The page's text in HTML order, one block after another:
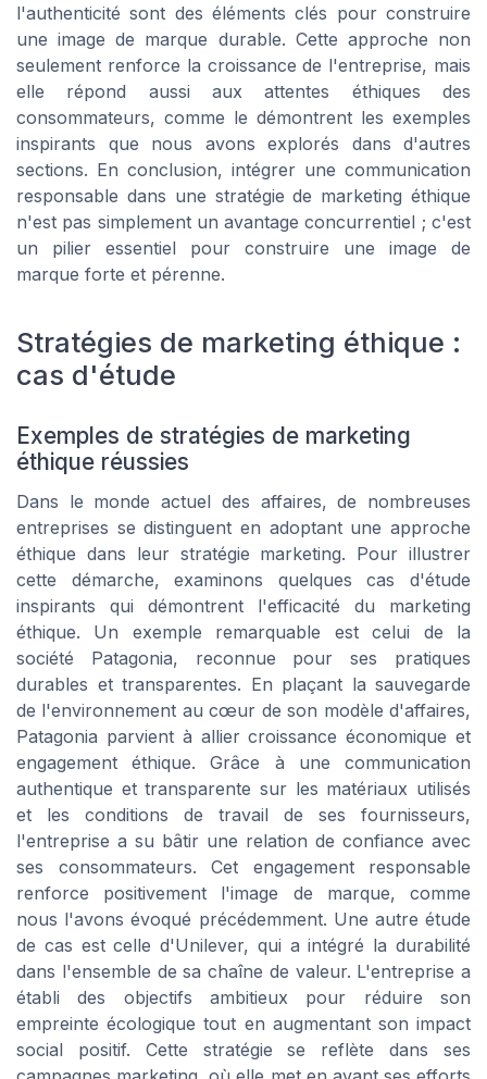
l'authenticité sont des éléments clés pour construire
une image de marque durable. Cette approche non
seulement renforce la croissance de l'entreprise, mais
elle répond aussi aux attentes éthiques des
consommateurs, comme le démontrent les exemples
inspirants que nous avons explorés dans d'autres
sections. En conclusion, intégrer une communication
responsable dans une stratégie de marketing éthique
n'est pas simplement un avantage concurrentiel ; c'est
un pilier essentiel pour construire une image de
marque forte et pérenne.
Stratégies de marketing éthique :
cas d'étude
Exemples de stratégies de marketing
éthique réussies
Dans le monde actuel des affaires, de nombreuses
entreprises se distinguent en adoptant une approche
éthique dans leur stratégie marketing. Pour illustrer
cette démarche, examinons quelques cas d'étude
inspirants qui démontrent l'efficacité du marketing
éthique. Un exemple remarquable est celui de la
société Patagonia, reconnue pour ses pratiques
durables et transparentes. En plaçant la sauvegarde
de l'environnement au cœur de son modèle d'affaires,
Patagonia parvient à allier croissance économique et
engagement éthique. Grâce à une communication
authentique et transparente sur les matériaux utilisés
et les conditions de travail de ses fournisseurs,
l'entreprise a su bâtir une relation de confiance avec
ses consommateurs. Cet engagement responsable
renforce positivement l'image de marque, comme
nous l'avons évoqué précédemment. Une autre étude
de cas est celle d'Unilever, qui a intégré la durabilité
dans l'ensemble de sa chaîne de valeur. L'entreprise a
établi des objectifs ambitieux pour réduire son
empreinte écologique tout en augmentant son impact
social positif. Cette stratégie se reflète dans ses